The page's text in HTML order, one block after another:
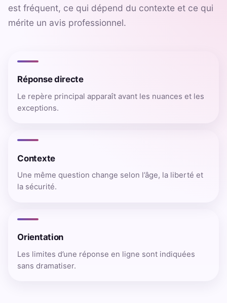
est fréquent, ce qui dépend du contexte et ce qui
mérite un avis professionnel.
Réponse directe
Le repère principal apparaît avant les nuances et les
exceptions.
Contexte
Une même question change selon l’âge, la liberté et
la sécurité.
Orientation
Les limites d’une réponse en ligne sont indiquées
sans dramatiser.